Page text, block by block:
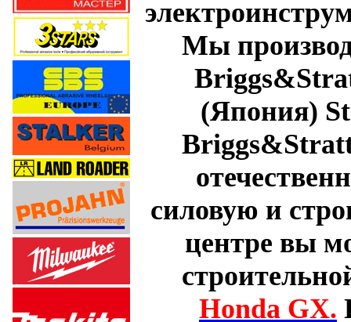
Мы
(Япония)
силовую и
центре вы
Honda GX.